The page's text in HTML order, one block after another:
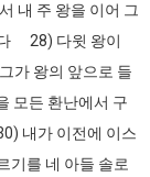
내 주 왕을 이어 그
다 28) 다윗 왕이
가 왕의 앞으로 들
모든 환난에서 구
내가 이전에 이스
기를 네 아들 솔로